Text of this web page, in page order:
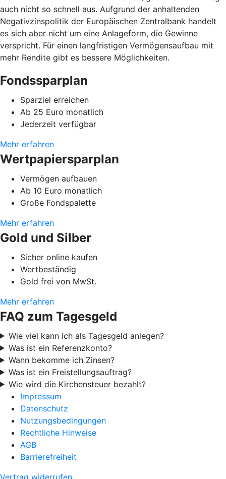
auch nicht so schnell aus. Aufgrund der anhaltenden
Negativzinspolitik der Europäischen Zentralbank handelt
es sich aber nicht um eine Anlageform, die Gewinne
verspricht. Für einen langfristigen Vermögensaufbau mit
mehr Rendite gibt es bessere Möglichkeiten.
Fondssparplan
Sparziel erreichen
Ab 25 Euro monatlich
Jederzeit verfügbar
Mehr erfahren
Wertpapiersparplan
Vermögen aufbauen
Ab 10 Euro monatlich
Große Fondspalette
Mehr erfahren
Gold und Silber
Sicher online kaufen
Wertbeständig
Gold frei von MwSt.
Mehr erfahren
FAQ zum Tagesgeld
Wie viel kann ich als Tagesgeld anlegen?
Was ist ein Referenzkonto?
Wann bekomme ich Zinsen?
Was ist ein Freistellungsauftrag?
Wie wird die Kirchensteuer bezahlt?
Impressum
Datenschutz
Nutzungsbedingungen
Rechtliche Hinweise
AGB
Barrierefreiheit
Vertrag widerrufen